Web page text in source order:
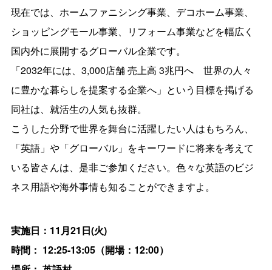
現在では、ホームファニシング事業、デコホーム事業、
ショッピングモール事業、リフォーム事業などを幅広く
国内外に展開するグローバル企業です。
「2032年には、3,000店舗 売上高 3兆円へ 世界の人々
に豊かな暮らしを提案する企業へ」という目標を掲げる
同社は、就活生の人気も抜群。
こうした分野で世界を舞台に活躍したい人はもちろん、
「英語」や「グローバル」をキーワードに将来を考えて
いる皆さんは、是非ご参加ください。色々な英語のビジ
ネス用語や海外事情も知ることができますよ。
実施日：11月21日(火)
時間： 12:25-13:05（開場：12:00）